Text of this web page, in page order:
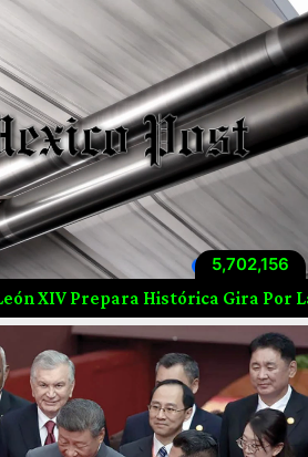
Visitas totales
5,702,156
Gira Por Latinoamérica; Visitará